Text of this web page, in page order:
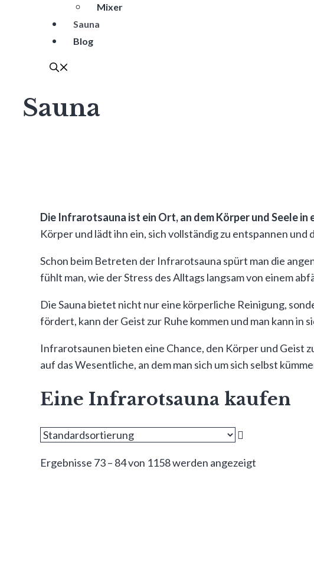
Mixer
Sauna
Blog
Sauna
Die Infrarotsauna ist ein Ort, an dem Körper und Seele
Körper und lädt ihn ein, sich vollständig zu entspannen und
Schon beim Betreten der Infrarotsauna spürt man die
fühlt man, wie der Stress des Alltags langsam von einem
Die Sauna bietet nicht nur eine körperliche Reinigung,
fördert, kann der Geist zur Ruhe kommen und man kann in
Infrarotsaunen bieten eine Chance, den Körper und Geist
auf das Wesentliche, an dem man sich um sich selbst
Eine Infrarotsauna kaufen
Ergebnisse 73 – 84 von 1158 werden angezeigt